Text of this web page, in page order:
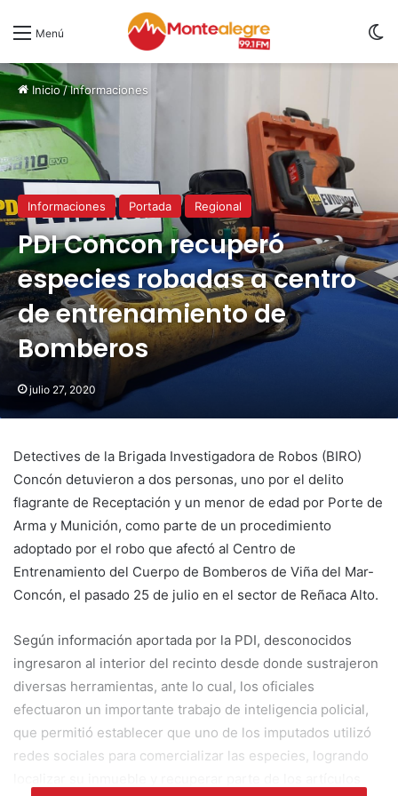
Menú
Inicio/Informaciones
Informaciones Portada Regional
PDI Concon recuperó
especies robadas a centro
de entrenamiento de
Bomberos
julio 27, 2020
Detectives de la Brigada Investigadora de Robos (BIRO)
Concón detuvieron a dos personas, uno por el delito
flagrante de Receptación y un menor de edad por Porte de
Arma y Munición, como parte de un procedimiento
adoptado por el robo que afectó al Centro de
Entrenamiento del Cuerpo de Bomberos de Viña del Mar-
Concón, el pasado 25 de julio en el sector de Reñaca Alto.
Según información aportada por la PDI, desconocidos
ingresaron al interior del recinto desde donde sustrajeron
diversas herramientas, ante lo cual, los oficiales
efectuaron un importante trabajo de inteligencia policial,
que permitió establecer que uno de los imputados utilizó
redes sociales para comercializar las especies, logrando